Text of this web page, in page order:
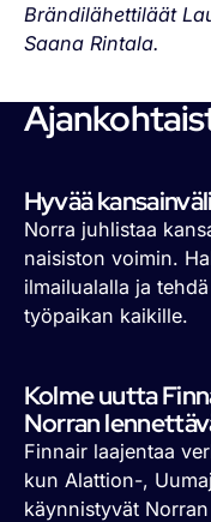
Brändilähettiläät
Saana Rintala.
Hyvää
Norra juhlistaa
naisiston voimin.
ilmailualalla ja
työpaikan kaikille.
Kolme uutta
Norran
Finnair laajentaa
kun Alattion-,
käynnistyvät